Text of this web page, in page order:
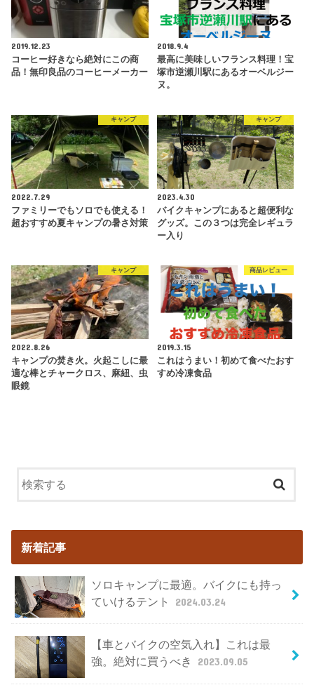
2019.12.23
コーヒー好きなら絶対にこの商
品！無印良品のコーヒーメーカー
2018.9.4
最高に美味しいフランス料理！宝
塚市逆瀬川駅にあるオーベルジー
ヌ。
キャンプ
2022.7.29
ファミリーでもソロでも使える！
超おすすめ夏キャンプの暑さ対策
キャンプ
2023.4.30
バイクキャンプにあると超便利な
グッズ。この３つは完全レギュラ
ー入り
キャンプ
2022.8.26
キャンプの焚き火。火起こしに最
適な棒とチャークロス、麻紐、虫
眼鏡
商品レビュー
2019.3.15
これはうまい！初めて食べたおす
すめ冷凍食品
新着記事
ソロキャンプに最適。バイクにも持っ
ていけるテント
2024.03.24
【車とバイクの空気入れ】これは最
強。絶対に買うべき
2023.09.05